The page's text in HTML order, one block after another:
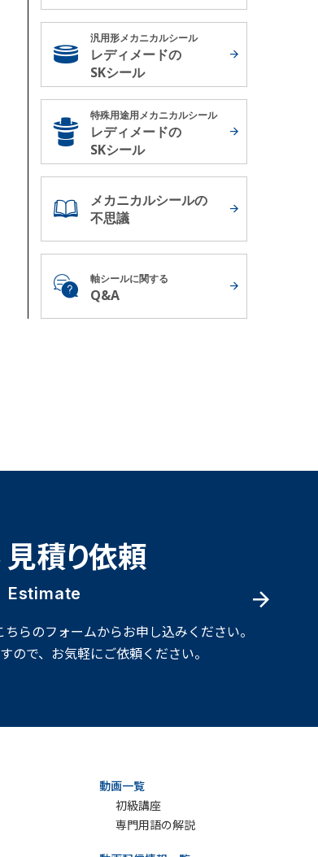
汎用形メカニカルシール
レディメードの
SKシール
特殊用途用メカニカルシール
レディメードの
SKシール
メカニカルシールの
不思議
軸シールに関する
Q&A
積り依頼
Estimate
らのフォームからお申し込みください。
ので、お気軽にご依頼ください。
動画一覧
初級講座
専門用語の解説